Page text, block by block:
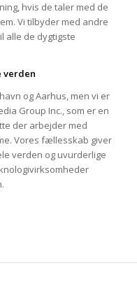
hvis de taler med de
Vi tilbyder med andre
alle de dygtigste
verden
og Aarhus, men vi er
Group Inc., som er en
der arbejder med
Vores fællesskab giver
verden og uvurderlige